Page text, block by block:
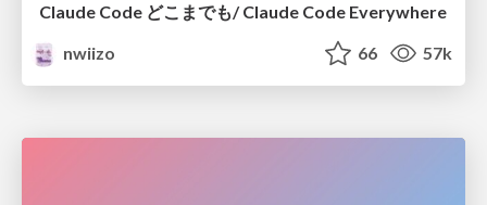
Claude Code どこまでも/ Claude Code Everywhere
nwiizo
66 57k